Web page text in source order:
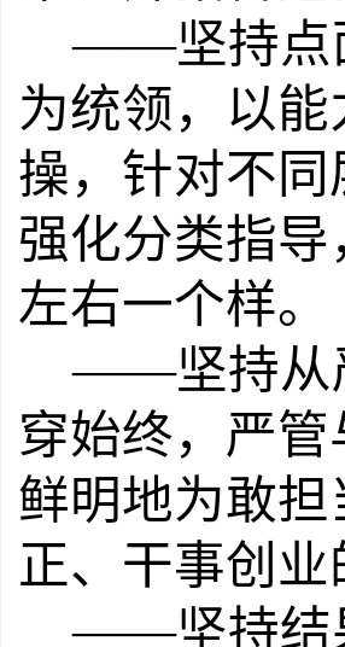
——坚持
为统领，以
操，针对不
强化分类指
左右一个样。
——坚持
穿始终，严
鲜明地为敢
正、干事创
——坚持